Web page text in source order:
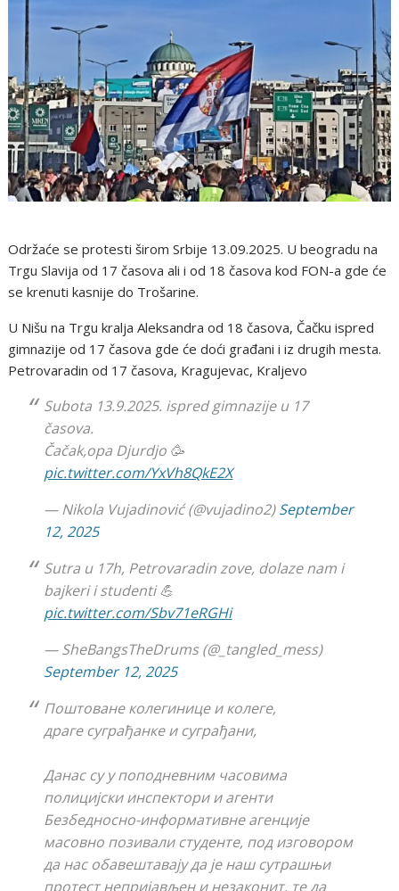
Održaće se protesti širom Srbije 13.09.2025. U beogradu na
Trgu Slavija od 17 časova ali i od 18 časova kod FON-a gde će
se krenuti kasnije do Trošarine.
U Nišu na Trgu kralja Aleksandra od 18 časova, Čačku ispred
gimnazije od 17 časova gde će doći građani i iz drugih mesta.
Petrovaradin od 17 časova, Kragujevac, Kraljevo
Subota 13.9.2025. ispred gimnazije u 17
časova.
Čačak,opa Djurdjo 🥳
pic.twitter.com/YxVh8QkE2X
— Nikola Vujadinović (@vujadino2)September
12, 2025
Sutra u 17h, Petrovaradin zove, dolaze nam i
bajkeri i studenti 💪
pic.twitter.com/Sbv71eRGHi
— SheBangsTheDrums (@_tangled_mess)
September 12, 2025
Поштоване колегинице и колеге,
драге суграђанке и суграђани,
Данас су у поподневним часовима
полицијски инспектори и агенти
Безбедносно-информативне агенције
масовно позивали студенте, под изговором
да нас обавештавају да је наш сутрашњи
протест непријављен и незаконит, те да